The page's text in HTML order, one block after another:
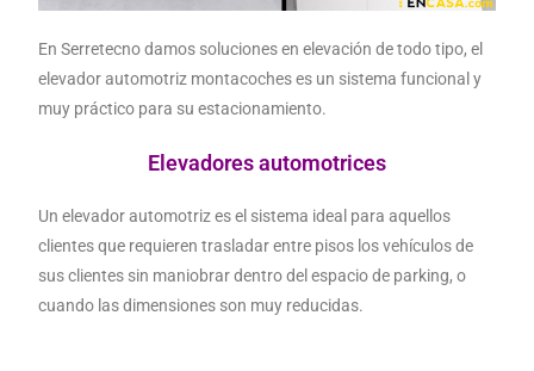
En Serretecno damos soluciones en elevación de todo tipo, el
elevador automotriz montacoches es un sistema funcional y
muy práctico para su estacionamiento.
Elevadores automotrices
Un elevador automotriz es el sistema ideal para aquellos
clientes que requieren trasladar entre pisos los vehículos de
sus clientes sin maniobrar dentro del espacio de parking, o
cuando las dimensiones son muy reducidas.